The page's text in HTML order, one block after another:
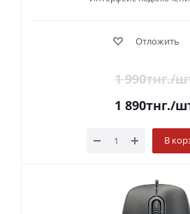
Отложить
1 990тнг./
1 890тнг./
В